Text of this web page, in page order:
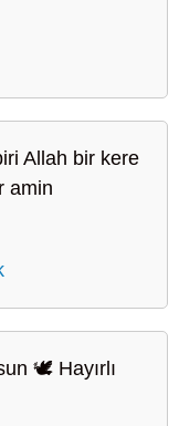
Allah bir kere
amin
🕊️ Hayırlı